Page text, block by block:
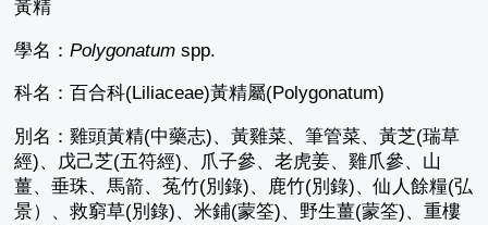
黃精
學名：Polygonatum spp.
科名：百合科(Liliaceae)黃精屬(Polygonatum)
別名：雞頭黃精(中藥志)、黃雞菜、筆管菜、黃芝(瑞草
經)、戊己芝(五符經)、爪子參、老虎姜、雞爪參、山
薑、垂珠、馬箭、菟竹(別錄)、鹿竹(別錄)、仙人餘糧(弘
景）、救窮草(別錄)、米鋪(蒙筌)、野生薑(蒙筌)、重樓